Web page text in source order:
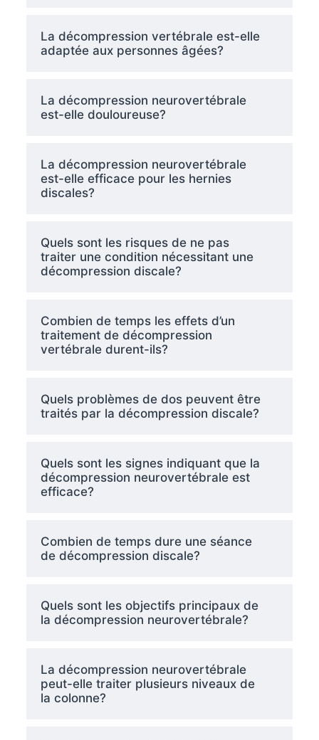
La décompression vertébrale est-elle
adaptée aux personnes âgées?
La décompression neurovertébrale
est-elle douloureuse?
La décompression neurovertébrale
est-elle efficace pour les hernies
discales?
Quels sont les risques de ne pas
traiter une condition nécessitant une
décompression discale?
Combien de temps les effets d’un
traitement de décompression
vertébrale durent-ils?
Quels problèmes de dos peuvent être
traités par la décompression discale?
Quels sont les signes indiquant que la
décompression neurovertébrale est
efficace?
Combien de temps dure une séance
de décompression discale?
Quels sont les objectifs principaux de
la décompression neurovertébrale?
La décompression neurovertébrale
peut-elle traiter plusieurs niveaux de
la colonne?